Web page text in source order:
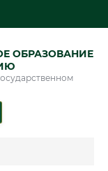
ОБРАЗОВАНИЕ